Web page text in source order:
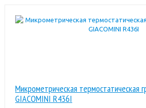
Микрометрическая термостатическая
GIACOMINI R436I